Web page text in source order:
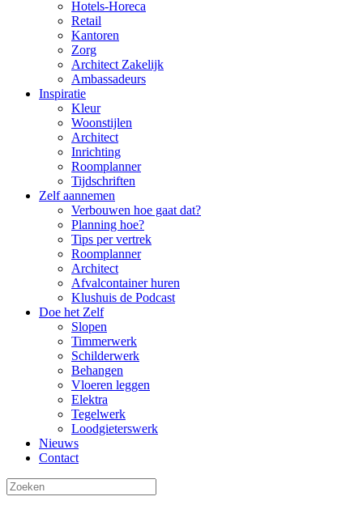
Hotels-Horeca
Retail
Kantoren
Zorg
Architect Zakelijk
Ambassadeurs
Inspiratie
Kleur
Woonstijlen
Architect
Inrichting
Roomplanner
Tijdschriften
Zelf aannemen
Verbouwen hoe gaat dat?
Planning hoe?
Tips per vertrek
Roomplanner
Architect
Afvalcontainer huren
Klushuis de Podcast
Doe het Zelf
Slopen
Timmerwerk
Schilderwerk
Behangen
Vloeren leggen
Elektra
Tegelwerk
Loodgieterswerk
Nieuws
Contact